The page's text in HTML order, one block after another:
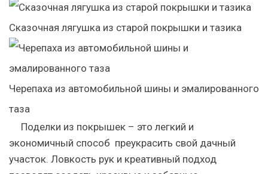
Сказочная лягушка из старой покрышки и тазика
Черепаха из автомобильной шины и эмалированного
таза
Поделки из покрышек – это легкий и
экономичный способ преукрасить свой дачный
участок. Ловкость рук и креативный подход